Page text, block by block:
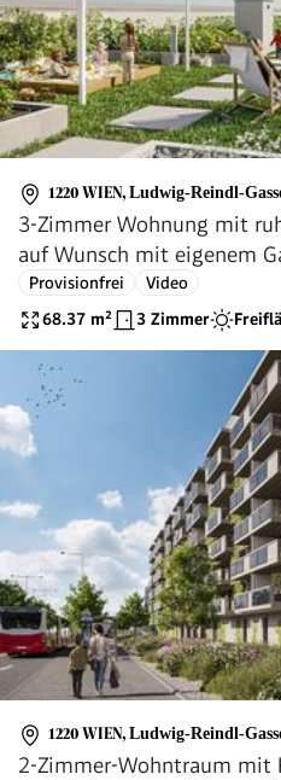
1220 WIEN, Ludwig-Reindl-Gasse 1,
3-Zimmer Wohnung mit
auf Wunsch mit eigenem
Provisionfrei
Video
68.37 m² 3 Zimmer
1220 WIEN, Ludwig-Reindl-Gasse 1,
2-Zimmer-Wohntraum mit